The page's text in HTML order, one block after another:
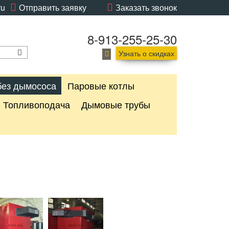
Заказать звонок
Отправить заявку
8-913-255-25-30
Узнать о скидках
дымососа
Паровые котлы
Топливоподача
Дымовые трубы